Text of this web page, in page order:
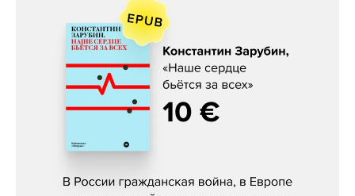
Константин Зарубин, «Наше сердце